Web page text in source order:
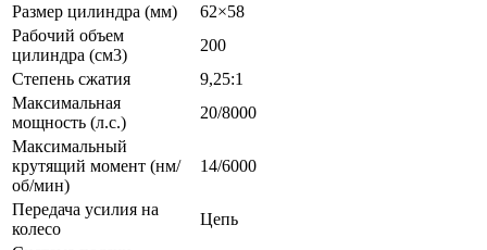
Размер цилиндра (мм)
62×58
Рабочий объем
цилиндра (см3)
200
Степень сжатия
9,25:1
Максимальная
мощность (л.с.)
20/8000
Максимальный
крутящий момент (нм/
об/мин)
14/6000
Передача усилия на
колесо
Цепь